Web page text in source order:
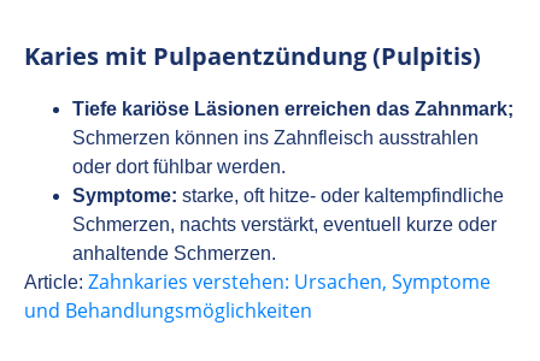
Karies mit Pulpa­entzündung (Pulpitis)
Tiefe kariöse Läsionen erreichen das Zahnmark;
Schmerzen können ins Zahnfleisch ausstrahlen
oder dort fühlbar werden.
Symptome: starke, oft hitze- oder kaltempfindliche
Schmerzen, nachts verstärkt, eventuell kurze oder
anhaltende Schmerzen.
Article: Zahnkaries verstehen: Ursachen, Symptome
und Behandlungsmöglichkeiten